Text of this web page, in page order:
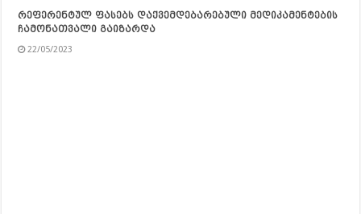
რეფერენტულ ფასებს დაქვემდებარებული მედიკამენტების
ჩამონათვალი გაიზარდა
22/05/2023